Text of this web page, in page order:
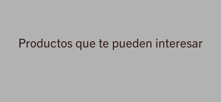
Productos que te pueden interesar